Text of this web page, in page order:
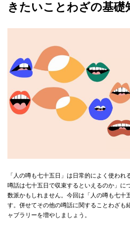
きたいことわざの基礎
「人の噂も七十五日」は日常的によく使わ
噂話は七十五日で収束するといえるのか」に
数派かもしれません。今回は「人の噂も七十
す。併せてその他の噂話に関することわざも
ャブラリーを増やしましょう。